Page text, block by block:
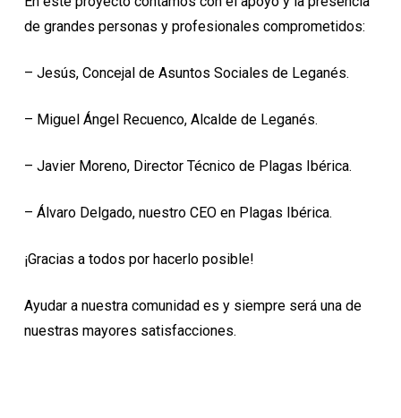
de grandes personas y profesionales comprometidos:
– Jesús, Concejal de Asuntos Sociales de Leganés.
– Miguel Ángel Recuenco, Alcalde de Leganés.
– Javier Moreno, Director Técnico de Plagas Ibérica.
– Álvaro Delgado, nuestro CEO en Plagas Ibérica.
¡Gracias a todos por hacerlo posible!
Ayudar a nuestra comunidad es y siempre será una de
nuestras mayores satisfacciones.